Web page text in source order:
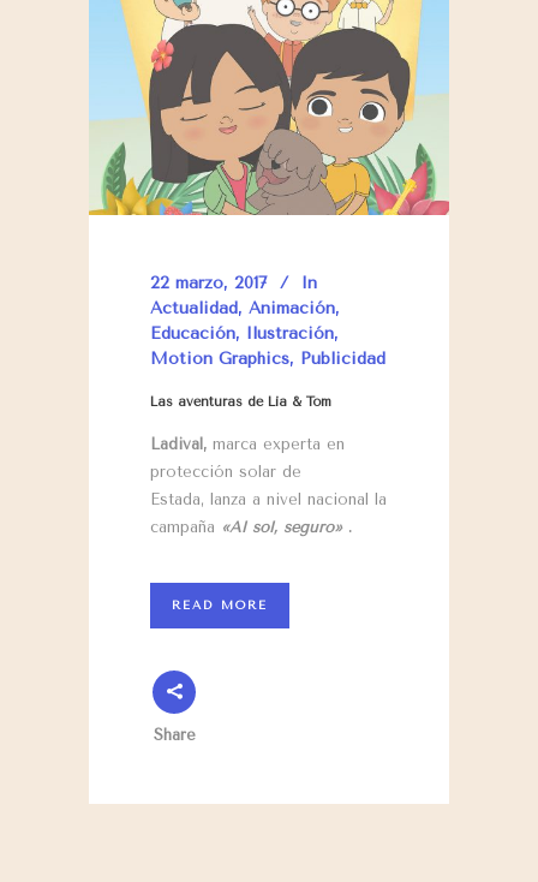
22 marzo, 2017
In
Actualidad, Animación,
Educación, Ilustración,
Motion Graphics, Publicidad
Las aventuras de Lia & Tom
Ladival, marca experta en
protección solar de
Estada, lanza a nivel nacional la
campaña «Al sol, seguro».
READ MORE
Share